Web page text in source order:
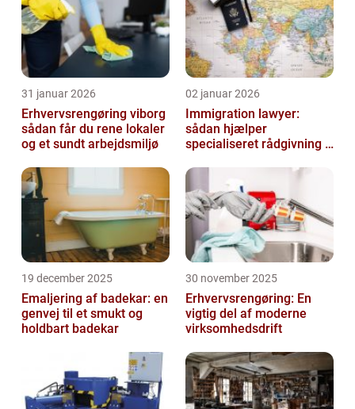
31 januar 2026
Erhvervsrengøring viborg
sådan får du rene lokaler
og et sundt arbejdsmiljø
02 januar 2026
Immigration lawyer:
sådan hjælper
specialiseret rådgivning i
19 december 2025
Emaljering af badekar: en
genvej til et smukt og
holdbart badekar
30 november 2025
Erhvervsrengøring: En
vigtig del af moderne
virksomhedsdrift